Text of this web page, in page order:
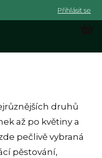
druhů
až po květiny a
pečlivě vybraná
pěstování,